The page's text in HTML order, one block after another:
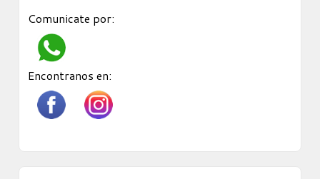
Comunicate por:
Encontranos en: